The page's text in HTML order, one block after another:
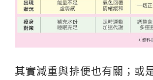
其實減重與排便也有關；或